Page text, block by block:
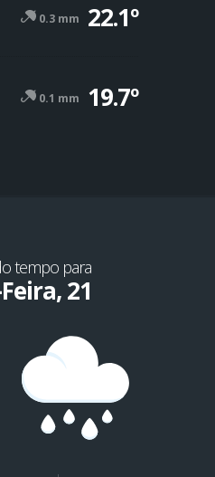
0.3 mm 22.1º
0.1 mm 19.7º
tempo para
21